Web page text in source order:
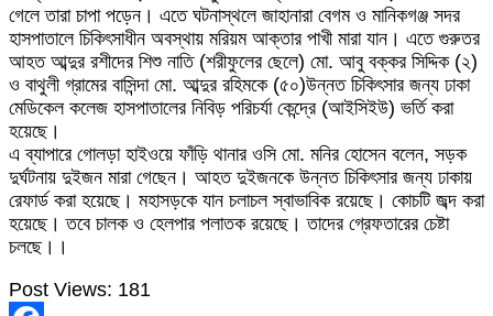
গেলে তারা চাপা পড়েন। এতে ঘটনাস্থলে জাহানারা বেগম ও মানিকগঞ্জ সদর
হাসপাতালে চিকিৎসাধীন অবস্থায় মরিয়ম আক্তার পাখী মারা যান। এতে গুরুতর
আহত আব্দুর রশীদের শিশু নাতি (শরীফুলের ছেলে) মো. আবু বক্কর সিদ্দিক (২)
ও বাথুলী গ্রামের বাসিন্দা মো. আব্দুর রহিমকে (৫০)উন্নত চিকিৎসার জন্য ঢাকা
মেডিকেল কলেজ হাসপাতালের নিবিড় পরিচর্যা কেন্দ্রে (আইসিইউ) ভর্তি করা
হয়েছে।
এ ব্যাপারে গোলড়া হাইওয়ে ফাঁড়ি থানার ওসি মো. মনির হোসেন বলেন, সড়ক
দুর্ঘটনায় দুইজন মারা গেছেন। আহত দুইজনকে উন্নত চিকিৎসার জন্য ঢাকায়
রেফার্ড করা হয়েছে। মহাসড়কে যান চলাচল স্বাভাবিক রয়েছে। কোচটি জব্দ করা
হয়েছে। তবে চালক ও হেলপার পলাতক রয়েছে। তাদের গ্রেফতারের চেষ্টা
চলছে।।
Post Views: 181